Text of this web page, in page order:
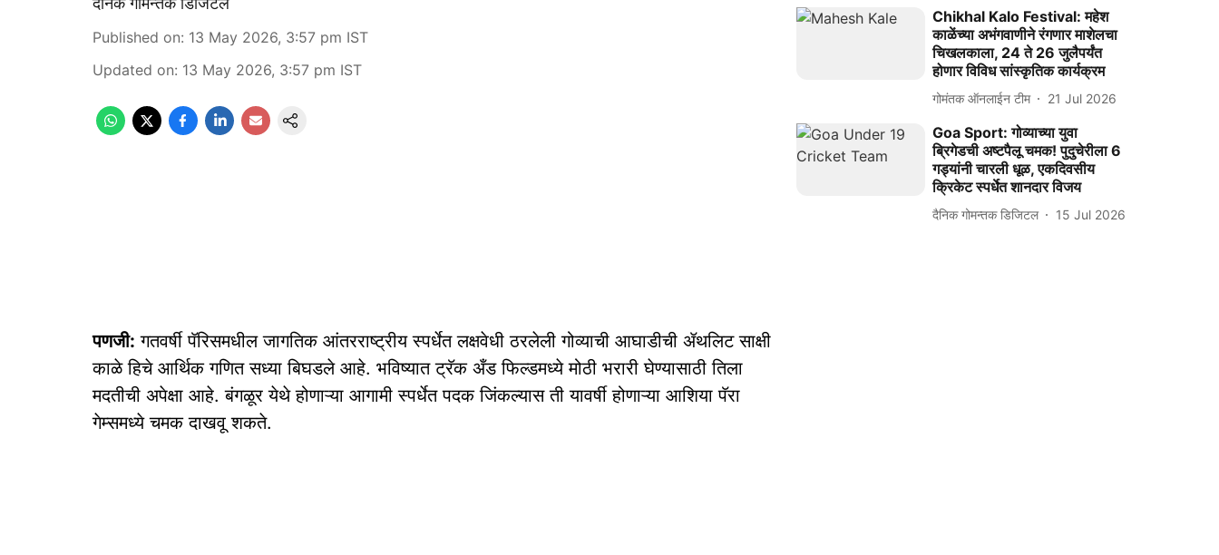
Published on: 13 May 2026, 3:57 pm IST
Updated on: 13 May 2026, 3:57 pm IST
पणजी: गतवर्षी पॅरिसमधील जागतिक आंतरराष्ट्रीय स्पर्धेत लक्षवेधी ठरलेली गोव्याची आघाडीची ॲथलिट साक्षी
काळे हिचे आर्थिक गणित सध्या बिघडले आहे. भविष्यात ट्रॅक अँड फिल्डमध्ये मोठी भरारी घेण्यासाठी तिला
मदतीची अपेक्षा आहे. बंगळूर येथे होणाऱ्या आगामी स्पर्धेत पदक जिंकल्यास ती यावर्षी होणाऱ्या आशिया पॅरा
गेम्समध्ये चमक दाखवू शकते.
Chikhal Kalo Festival: महेश
काळेंच्या अभंगवाणीने रंगणार माशेलचा
चिखलकाला, 24 ते 26 जुलैपर्यंत
होणार विविध सांस्कृतिक कार्यक्रम
गोमंतक ऑनलाईन टीम 21 Jul 2026
Goa Sport: गोव्याच्या युवा
ब्रिगेडची अष्टपैलू चमक! पुदुचेरीला 6
गड्यांनी चारली धूळ, एकदिवसीय
क्रिकेट स्पर्धेत शानदार विजय
दैनिक गोमन्तक डिजिटल 15 Jul 2026